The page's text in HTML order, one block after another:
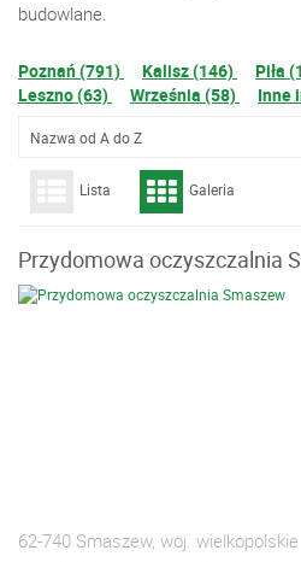
budowlane.
Poznań (791) Kalisz (146) Piła
Leszno (63)
Września (58) Inne
Nazwa od A do Z
Lista Galeria
Przydomowa oczyszczalnia
62-740 Smaszew, woj. wielkopolskie